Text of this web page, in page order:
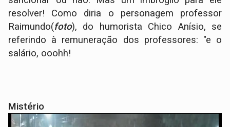
resolver! Como diria o personagem professor
Raimundo(foto), do humorista Chico Anísio, se
referindo à remuneração dos professores: "e o
salário, ooohh!
Mistério